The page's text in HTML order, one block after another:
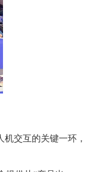
交互的关键一环，